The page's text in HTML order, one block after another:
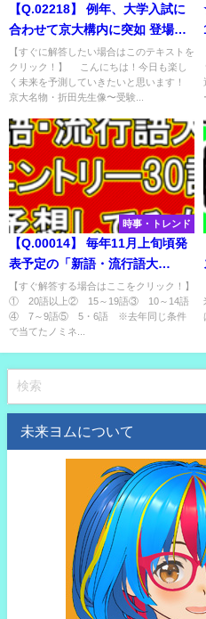
【Q.02218】 例年、大学入試に
合わせて京大構内に突如 登場す
る「折田先生像」のパロディオ
ブジェ。 今年の２月には何を模
した像が登場する？
【すぐに解答したい場合はこのテキストを
クリック！】 こんにちは！今日も楽し
く未来を予測していきたいと思います！
京大名物・折田先生像〜受験...
時事・トレンド
【Q.00014】 毎年11月上旬頃発
表予定の「新語・流行語大
賞」。 ここで予言した30語のう
ち、実際にノミネートされる数
は？
【すぐ解答する場合はここをクリック！】
① 20語以上② 15～19語③ 10～14語
④ 7～9語⑤ 5・6語 ※去年同じ条件
で当てたノミネ...
未来ヨムについて